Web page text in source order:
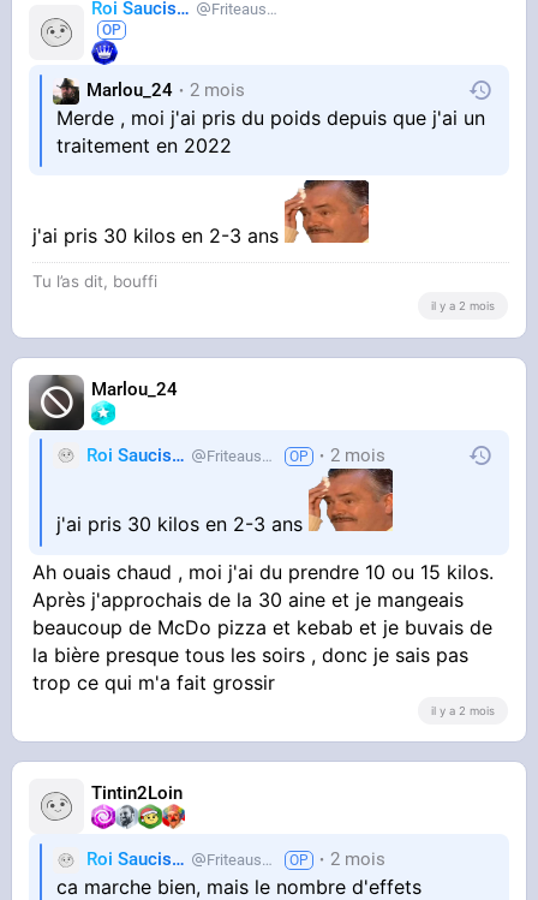
Roi Saucisse Friteausucre
Marlou_24 2 mois
Merde , moi j'ai pris du poids depuis que j'ai un
traitement en 2022
j'ai pris 30 kilos en 2-3 ans
Tu l’as dit, bouffi
il y a 2 mois
Marlou_24
Roi Saucisse Friteausucre 2 mois
j'ai pris 30 kilos en 2-3 ans
Ah ouais chaud , moi j'ai du prendre 10 ou 15 kilos.
Après j'approchais de la 30 aine et je mangeais
beaucoup de McDo pizza et kebab et je buvais de
la bière presque tous les soirs , donc je sais pas
trop ce qui m'a fait grossir
il y a 2 mois
Tintin2Loin
Roi Saucisse Friteausucre 2 mois
ca marche bien, mais le nombre d'effets